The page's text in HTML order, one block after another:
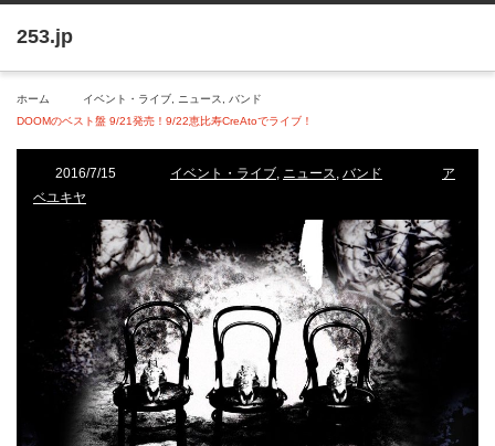
ホーム イベント・ライブ ニュース
バンド
DOOMのベスト盤 9/21発売！9/22恵比寿CreAtoでライブ！
2016/7/15 イベント・ライブ, ニュース, バンド
ア
ベユキヤ